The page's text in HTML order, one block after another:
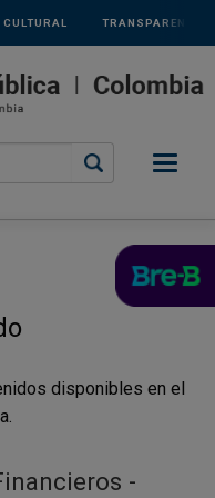
TRANSPARENCIA
disponibles en el
-